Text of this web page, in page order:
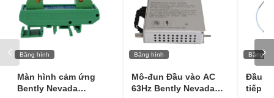
Băng hình
Màn hình cảm ứng
Bently Nevada
Băng hình
Mô-đun Đầu vào AC
63Hz Bently Nevada
Băng
Đầu
tiếp